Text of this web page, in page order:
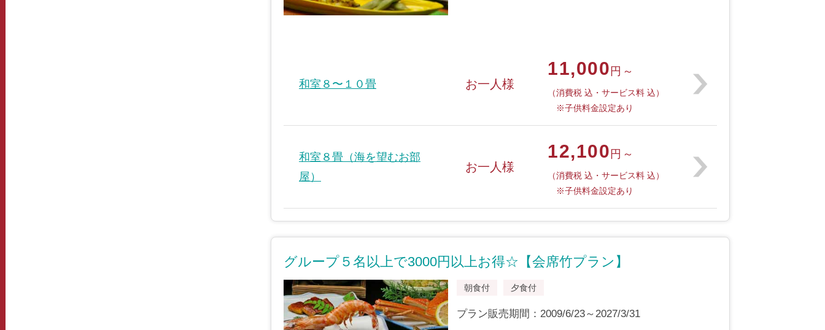
和室８〜１０畳 お一人様
11,000 円～
（消費税 込・サービス料 込）
※子供料金設定あり
和室８畳（海を望むお部
屋）
お一人様
12,100 円～
（消費税 込・サービス料 込）
※子供料金設定あり
グループ５名以上で3000円以上お得☆【会席竹プラン】
朝食付 夕食付
プラン販売期間：2009/6/23～2027/3/31